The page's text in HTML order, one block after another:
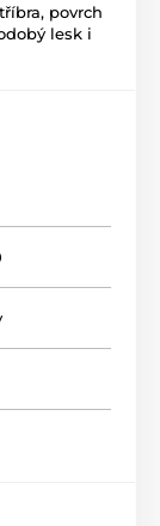
povrch
lesk i